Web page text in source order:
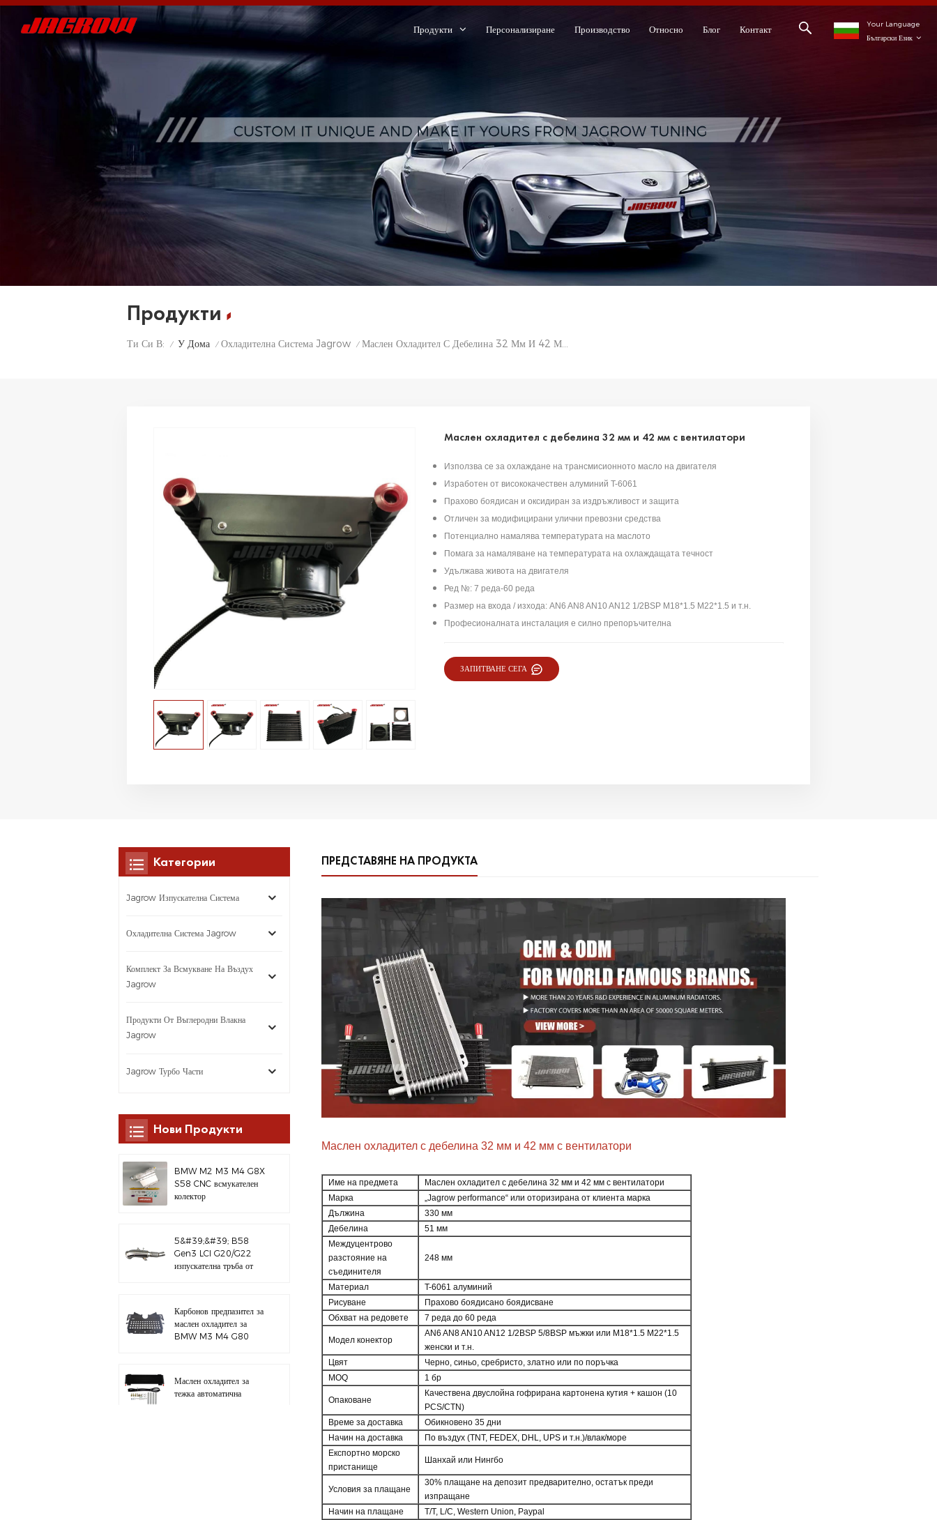
Your Language
Български Език
Продукти Персонализиране Производство Относно Блог Контакт
Продукти
Ти Си В: / У Дома / Охладителна Система Jagrow / Маслен Охладител С Дебелина 32 Мм И 42 Мм С Вентилатори
Маслен охладител с дебелина 32 мм и 42 мм с вентилатори
Използва се за охлаждане на трансмисионното масло на двигателя
Изработен от висококачествен алуминий T-6061
Прахово боядисан и оксидиран за издръжливост и защита
Отличен за модифицирани улични превозни средства
Потенциално намалява температурата на маслото
Помага за намаляване на температурата на охлаждащата течност
Удължава живота на двигателя
Ред №: 7 реда-60 реда
Размер на входа / изхода: AN6 AN8 AN10 AN12 1/2BSP M18*1.5 M22*1.5 и т.н.
Професионалната инсталация е силно препоръчителна
ЗАПИТВАНЕ СЕГА
ПРЕДСТАВЯНЕ НА ПРОДУКТА
Маслен охладител с дебелина 32 мм и 42 мм с вентилатори
Име на предмета
Маслен охладител с дебелина 32 мм и 42 мм с вентилатори
Марка
„Jagrow performance“ или оторизирана от клиента марка
Дължина
330 мм
Дебелина
51 мм
Междуцентрово
разстояние на
съединителя
248 мм
Материал
T-6061 алуминий
Рисуване
Прахово боядисано боядисване
Обхват на редовете
7 реда до 60 реда
Модел конектор
AN6 AN8 AN10 AN12 1/2BSP 5/8BSP мъжки или M18*1.5 M22*1.5
женски и т.н.
Цвят
Черно, синьо, сребристо, златно или по поръчка
MOQ
1 бр
Опаковане
Качествена двуслойна гофрирана картонена кутия + кашон (10
PCS/CTN)
Време за доставка
Обикновено 35 дни
Начин на доставка
По въздух (TNT, FEDEX, DHL, UPS и т.н.)/влак/море
Експортно морско
пристанище
Шанхай или Нингбо
Условия за плащане
30% плащане на депозит предварително, остатък преди
изпращане
Начин на плащане
T/T, L/C, Western Union, Paypal
Категории
Jagrow Изпускателна Система
Охладителна Система Jagrow
Комплект За Всмукване На Въздух
Jagrow
Продукти От Въглеродни Влакна
Jagrow
Jagrow Турбо Части
Нови Продукти
BMW M2 M3 M4 G8X
S58 CNC всмукателен
колектор
5&#39;&#39; B58
Gen3 LCI G20/G22
изпускателна тръба от
Карбонов предпазител за
маслен охладител за
BMW M3 M4 G80
Маслен охладител за
тежка автоматична